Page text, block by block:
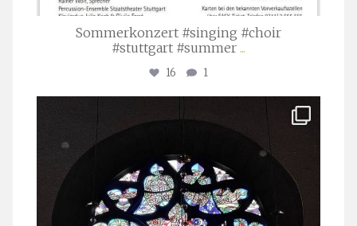
Sommerkonzert #singing #choir
#stuttgart #summer ...
16 1
Apr. 1